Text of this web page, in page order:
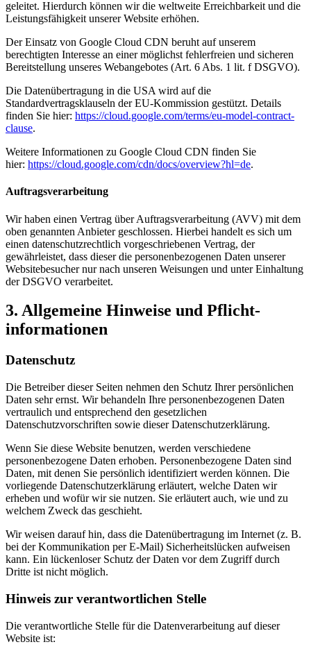
geleitet. Hierdurch können wir die weltweite Erreichbarkeit und die
Leistungsfähigkeit unserer Website erhöhen.
Der Einsatz von Google Cloud CDN beruht auf unserem
berechtigten Interesse an einer möglichst fehlerfreien und sicheren
Bereitstellung unseres Webangebotes (Art. 6 Abs. 1 lit. f DSGVO).
Die Datenübertragung in die USA wird auf die
Standardvertragsklauseln der EU-Kommission gestützt. Details
finden Sie hier: https://cloud.google.com/terms/eu-model-contract-
clause.
Weitere Informationen zu Google Cloud CDN finden Sie
hier: https://cloud.google.com/cdn/docs/overview?hl=de.
Auftragsverarbeitung
Wir haben einen Vertrag über Auftragsverarbeitung (AVV) mit dem
oben genannten Anbieter geschlossen. Hierbei handelt es sich um
einen datenschutzrechtlich vorgeschriebenen Vertrag, der
gewährleistet, dass dieser die personenbezogenen Daten unserer
Websitebesucher nur nach unseren Weisungen und unter Einhaltung
der DSGVO verarbeitet.
3. Allgemeine Hinweise und Pflicht­
informationen
Datenschutz
Die Betreiber dieser Seiten nehmen den Schutz Ihrer persönlichen
Daten sehr ernst. Wir behandeln Ihre personenbezogenen Daten
vertraulich und entsprechend den gesetzlichen
Datenschutzvorschriften sowie dieser Datenschutzerklärung.
Wenn Sie diese Website benutzen, werden verschiedene
personenbezogene Daten erhoben. Personenbezogene Daten sind
Daten, mit denen Sie persönlich identifiziert werden können. Die
vorliegende Datenschutzerklärung erläutert, welche Daten wir
erheben und wofür wir sie nutzen. Sie erläutert auch, wie und zu
welchem Zweck das geschieht.
Wir weisen darauf hin, dass die Datenübertragung im Internet (z. B.
bei der Kommunikation per E-Mail) Sicherheitslücken aufweisen
kann. Ein lückenloser Schutz der Daten vor dem Zugriff durch
Dritte ist nicht möglich.
Hinweis zur verantwortlichen Stelle
Die verantwortliche Stelle für die Datenverarbeitung auf dieser
Website ist: